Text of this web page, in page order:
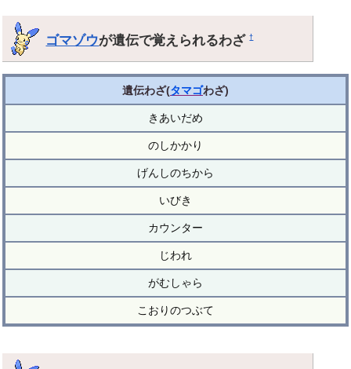
ゴマゾウが遺伝で覚えられるわざ†
遺伝わざ(タマゴわざ)
きあいだめ
のしかかり
げんしのちから
いびき
カウンター
じわれ
がむしゃら
こおりのつぶて